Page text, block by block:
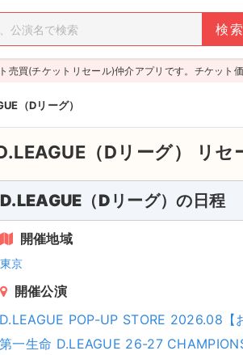
売買(チケットリセール)仲介アプリです。チケット
（Dリーグ）
（Dリーグ） リセ
D.LEAGUE（Dリーグ）の日程
開催地域
東京
開催公演
D.LEAGUE POP-UP STORE 2026.08【
第一生命 D.LEAGUE 26-27